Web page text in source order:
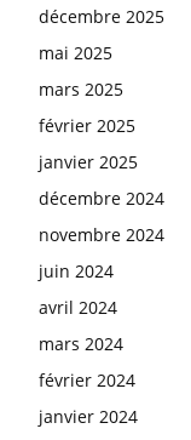
décembre 2025
mai 2025
mars 2025
février 2025
janvier 2025
décembre 2024
novembre 2024
juin 2024
avril 2024
mars 2024
février 2024
janvier 2024